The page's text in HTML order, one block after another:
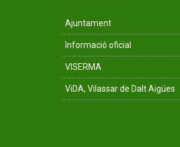
Ajuntament
Informació oficial
VISERMA
ViDA, Vilassar de Dalt Aigües